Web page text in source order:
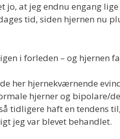
jo, at jeg endnu engang
tid, siden hjernen nu
i forleden – og hjernen
her hjernekværnende
hjerner og bipolare/
tidligere haft en tendens
jeg var blevet behandlet.